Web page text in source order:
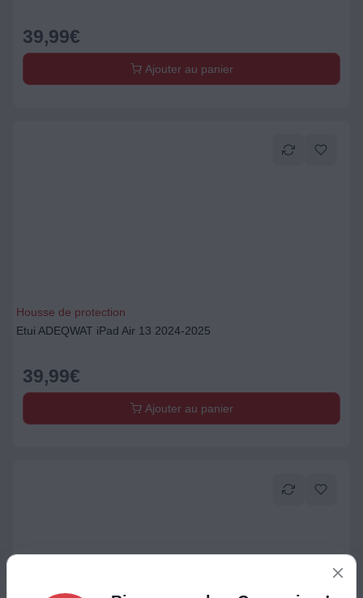
39,99€
Ajouter au panier
Housse de protection
Etui ADEQWAT iPad Air 13 2024-2025
39,99€
Ajouter au panier